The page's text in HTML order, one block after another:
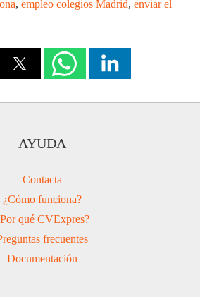
, empleo colegios Madrid, enviar el
AYUDA
Contacta
¿Cómo funciona?
qué CVExpres?
frecuentes
Documentación